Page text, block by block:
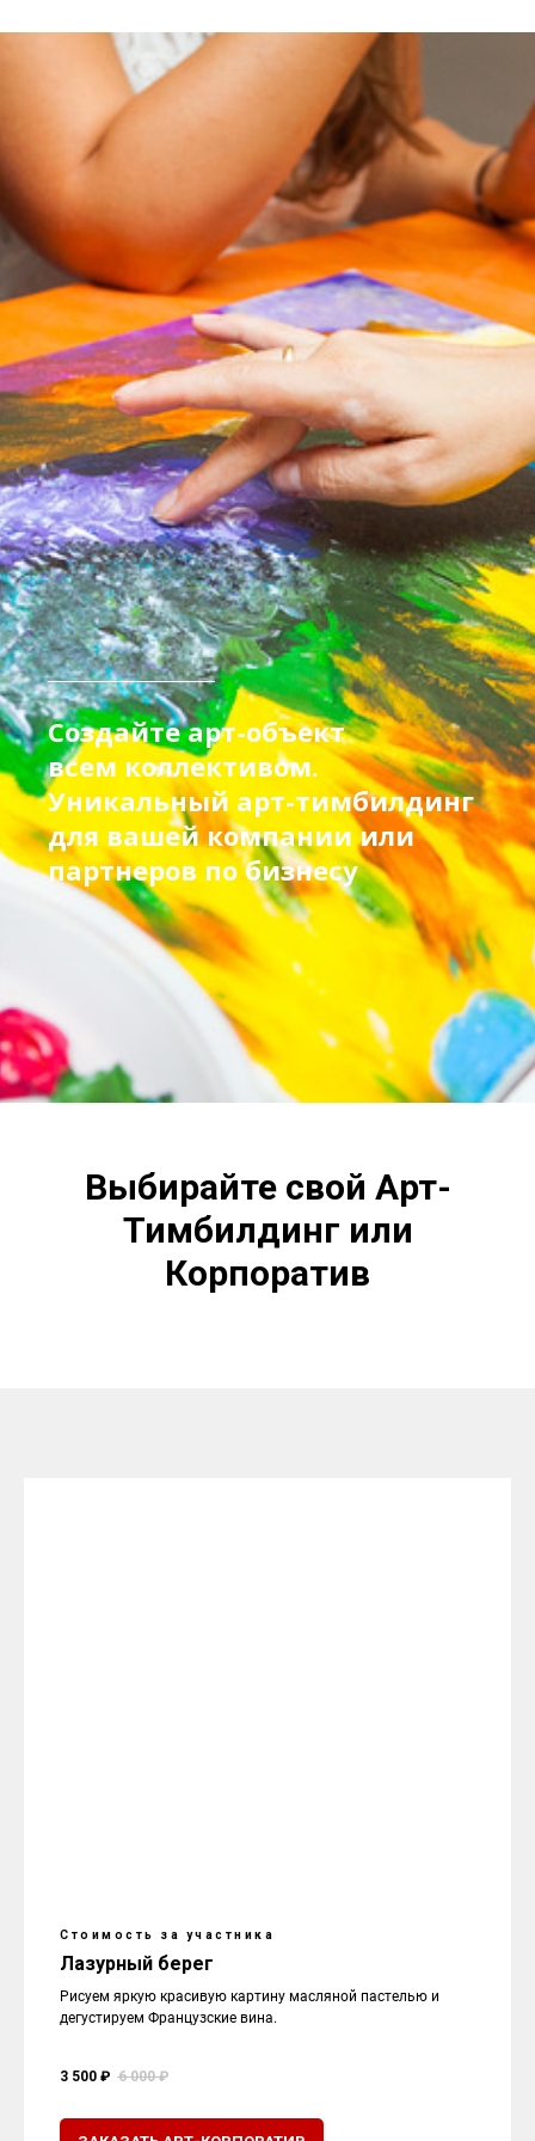
Создайте арт-объект
всем коллективом.
Уникальный арт-тимбилдинг
для вашей компании или
партнеров по бизнесу
Выбирайте свой Арт-
Тимбилдинг или
Корпоратив
Стоимость за участника
Лазурный берег
Рисуем яркую красивую картину масляной пастелью и
дегустируем Французские вина.
3 500 ₽ 6 000 ₽